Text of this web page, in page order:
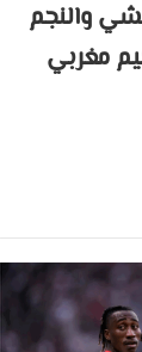
والنجم
مغربي